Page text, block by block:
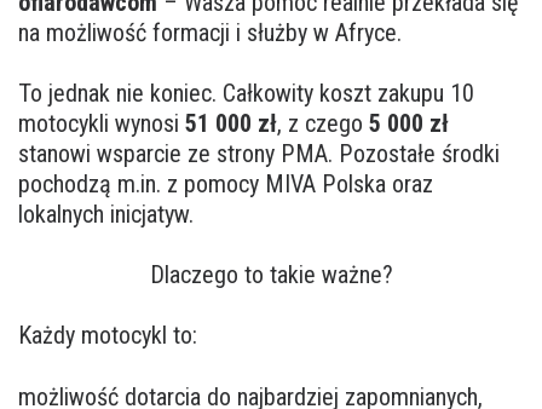
na możliwość formacji i służby w Afryce.
To jednak nie koniec. Całkowity koszt zakupu 10
motocykli wynosi 51 000 zł, z czego 5 000 zł
stanowi wsparcie ze strony PMA. Pozostałe środki
pochodzą m.in. z pomocy MIVA Polska oraz
lokalnych inicjatyw.
Dlaczego to takie ważne?
Każdy motocykl to:
możliwość dotarcia do najbardziej zapomnianych,